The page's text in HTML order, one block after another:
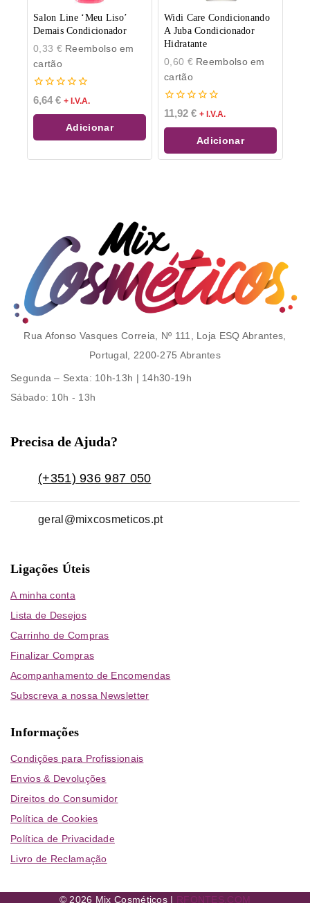
Salon Line ‘Meu Liso’
Demais Condicionador
0,33 €Reembolso em
cartão
0
de
5
6,64€ + I.V.A.
Adicionar
Widi Care Condicionando
A Juba Condicionador
Hidratante
0,60 €Reembolso em
cartão
0
de
5
11,92 € + I.V.A.
Adicionar
Rua Afonso Vasques Correia, Nº 111, Loja ESQ Abrantes,
Portugal, 2200-275 Abrantes
Segunda – Sexta: 10h-13h | 14h30-19h
Sábado: 10h - 13h
Precisa de Ajuda?
(+351) 936 987 050
geral@mixcosmeticos.pt
Ligações Úteis
A minha conta
Lista de Desejos
Carrinho de Compras
Finalizar Compras
Acompanhamento de Encomendas
Subscreva a nossa Newsletter
Informações
Condições para Profissionais
Envios & Devoluções
Direitos do Consumidor
Política de Cookies
Política de Privacidade
Livro de Reclamação
© 2026 Mix Cosméticos | RFONTES.COM